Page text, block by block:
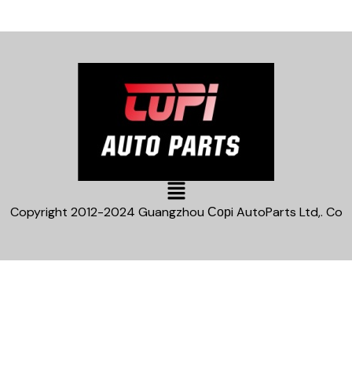
Main
Menu
Copyright 2012-2024 Guangzhou Сорi AutoParts Ltd,. Co